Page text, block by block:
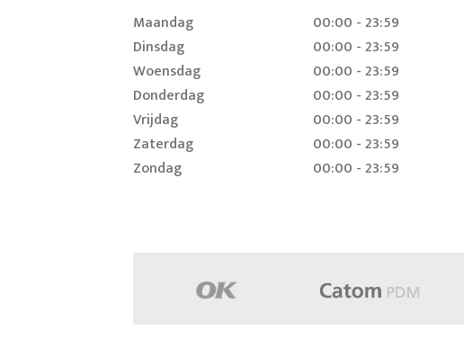
Maandag
00:00 - 23:59
Dinsdag
00:00 - 23:59
Woensdag
00:00 - 23:59
Donderdag
00:00 - 23:59
Vrijdag
00:00 - 23:59
Zaterdag
00:00 - 23:59
Zondag
00:00 - 23:59